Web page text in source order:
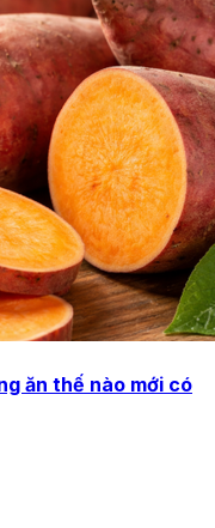
ăn thế nào mới có